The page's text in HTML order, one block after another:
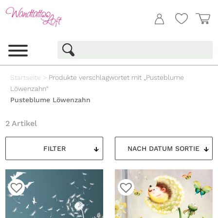
Startseite > Produkte verschlagwortet mit „Pusteblume
Löwenzahn“
Pusteblume Löwenzahn
FILTER
2 Artikel